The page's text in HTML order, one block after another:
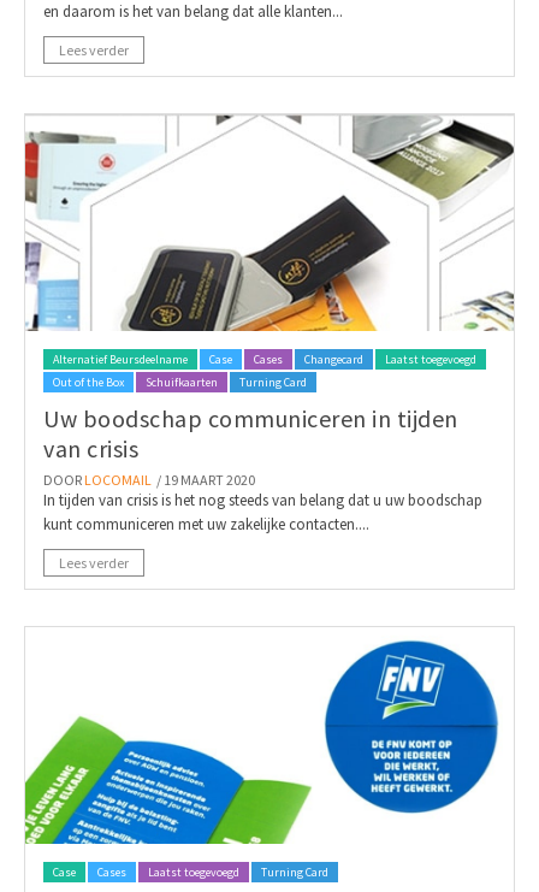
en daarom is het van belang dat alle klanten...
Lees verder
Alternatief Beursdeelname Case Cases Changecard
Laatst toegevoegd
Out of the Box
Schuifkaarten Turning Card
Uw boodschap communiceren in tijden
van crisis
DOOR LOCOMAIL / 19 MAART 2020
In tijden van crisis is het nog steeds van belang dat u uw boodschap
kunt communiceren met uw zakelijke contacten....
Lees verder
Case Cases Laatst toegevoegd Turning Card